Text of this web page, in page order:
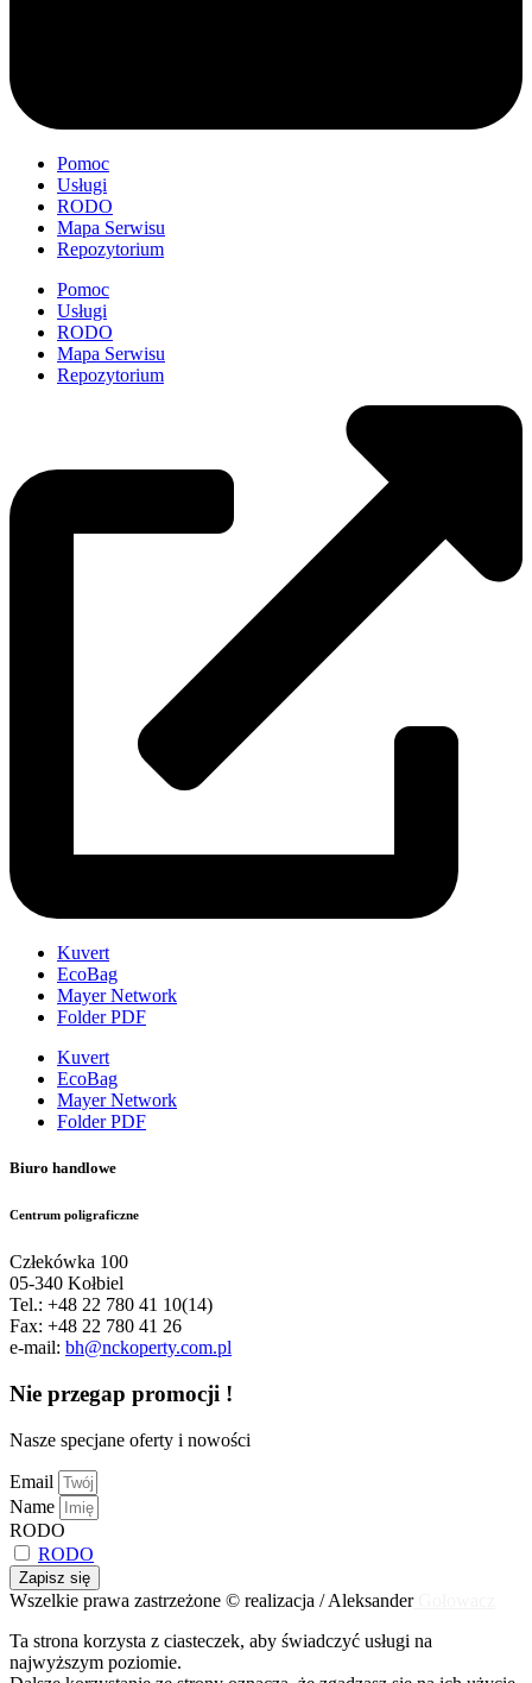
Pomoc
Usługi
RODO
Mapa Serwisu
Repozytorium
Pomoc
Usługi
RODO
Mapa Serwisu
Repozytorium
Kuvert
EcoBag
Mayer Network
Folder PDF
Kuvert
EcoBag
Mayer Network
Folder PDF
Biuro handlowe
Centrum poligraficzne
Człekówka 100
05-340 Kołbiel
Tel.: +48 22 780 41 10(14)
Fax: +48 22 780 41 26
e-mail: bh@nckoperty.com.pl
Nie przegap promocji !
Nasze specjane oferty i nowości
Email
Name
RODO
RODO
Zapisz się
Wszelkie prawa zastrzeżone © realizacja / AleksanderGołowacz
Ta strona korzysta z ciasteczek, aby świadczyć usługi na
najwyższym poziomie.